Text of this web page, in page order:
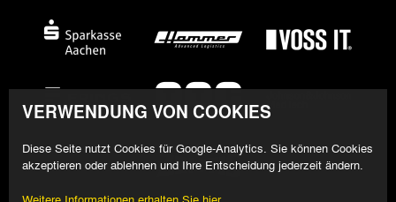
VERWENDUNG VON COOKIES
Diese Seite nutzt Cookies für Google-Analytics. Sie können Cookies
akzeptieren oder ablehnen und Ihre Entscheidung jederzeit ändern.